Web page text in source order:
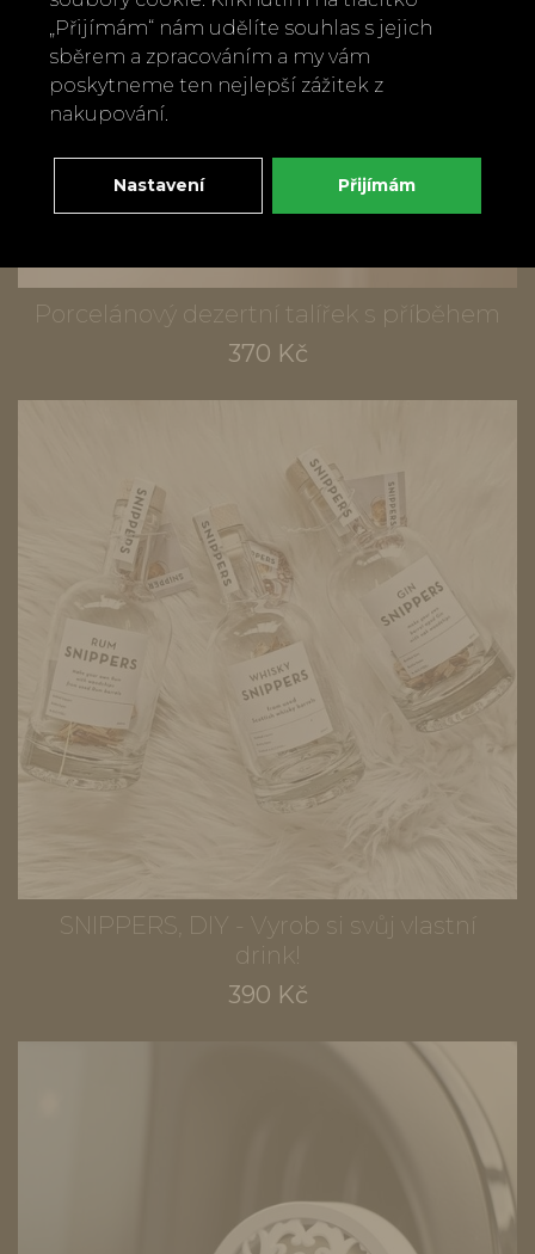
Porcelánový dezertní talířek s příběhem
370 Kč
SNIPPERS, DIY - Vyrob si svůj vlastní
drink!
390 Kč
„Přijímám“ nám udělíte souhlas s jejich
sběrem a zpracováním a my vám
poskytneme ten nejlepší zážitek z
nakupování.
Nastavení Přijímám